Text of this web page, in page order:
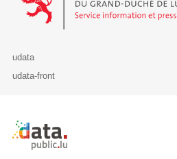
udata
udata-front
Retour à l'accueil de